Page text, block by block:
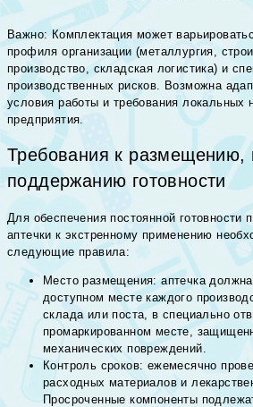
Важно: Комплектация может
профиля организации (металлургия,
производство, складская логистика) и
производственных рисков. Возможна
условия работы и требования локальных
предприятия.
Требования к размещению,
поддержанию готовности
Для обеспечения постоянной готовности
аптечки к экстренному применению
следующие правила:
Место размещения: аптечка
доступном месте каждого
склада или поста, в специально
промаркированном месте,
механических повреждений.
Контроль сроков: ежемесячно
расходных материалов и
Просроченные компоненты